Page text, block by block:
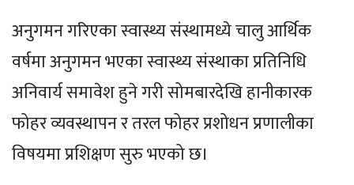
अनुगमन गरिएका स्वास्थ्य संस्थामध्ये चालु आर्थिक
वर्षमा अनुगमन भएका स्वास्थ्य संस्थाका प्रतिनिधि
अनिवार्य समावेश हुने गरी सोमबारदेखि हानीकारक
फोहर व्यवस्थापन र तरल फोहर प्रशोधन प्रणालीका
विषयमा प्रशिक्षण सुरु भएको छ।